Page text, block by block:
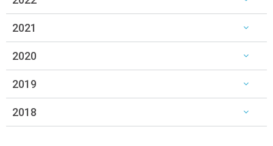
2021
2020
2019
2018